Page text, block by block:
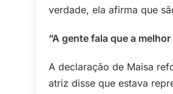
verdade, ela afirma que
“A gente fala que a
A declaração de Maisa
atriz disse que estava